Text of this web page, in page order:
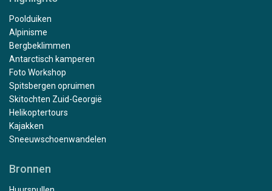
Poolduiken
Alpinisme
Bergbeklimmen
Antarctisch kamperen
Foto Workshop
Spitsbergen opruimen
Skitochten Zuid-Georgië
Helikoptertours
Kajakken
Sneeuwschoenwandelen
Bronnen